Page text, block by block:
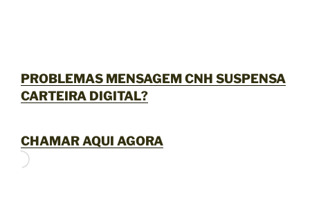
PROBLEMAS MENSAGEM CNH SUSPENSA
CARTEIRA DIGITAL?
CHAMAR AQUI AGORA